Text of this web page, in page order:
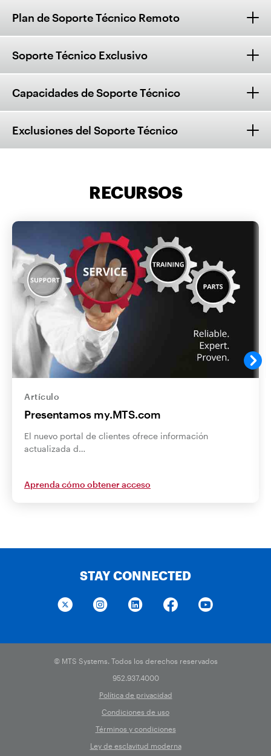
Plan de Soporte Técnico Remoto
Soporte Técnico Exclusivo
Capacidades de Soporte Técnico
Exclusiones del Soporte Técnico
RECURSOS
Artículo
Presentamos my.MTS.com
El nuevo portal de clientes ofrece información
actualizada d…
Aprenda cómo obtener acceso
STAY CONNECTED
© MTS Systems. Todos los derechos reservados
952.937.4000
Política de privacidad
Condiciones de uso
Términos y condiciones
Ley de esclavitud moderna